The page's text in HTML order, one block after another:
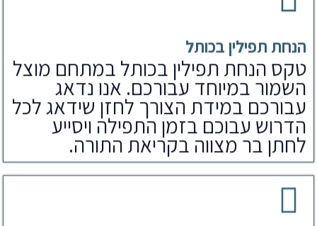
הנחת תפילין בכותל
טקס הנחת תפילין בכותל במתחם מוצל
השמור במיוחד עבורכם. אנו נדאג
עבורכם במידת הצורך לחזן שידאג לכל
הדרוש עבוכם בזמן התפילה ויסייע
לחתן בר מצווה בקריאת התורה.